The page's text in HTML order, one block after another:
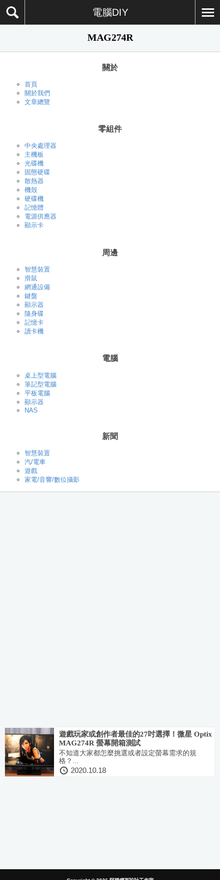
電腦DIY
MAG274R
關於
首頁
關於我們
文章總覽
零組件
中央處理器
主機板
光碟機
固態硬碟
散熱器
機殼
硬碟機
記憶體
電源供應器
顯示卡
周邊
智慧裝置
滑鼠
網通設備
鍵盤
顯示器
隨身碟
記憶卡
讀卡機
電腦
桌上型電腦
筆記型電腦
平板電腦
顯示器
NAS
新聞
智慧裝置
汽/電車
遊戲
家電/音響/數位攝影
遊戲玩家或創作者最佳的27吋選擇！微星 Optix
MAG274R 螢幕開箱測試
不知道大家都怎麼挑選或者設定螢幕需求的規
格？...
2020.10.18